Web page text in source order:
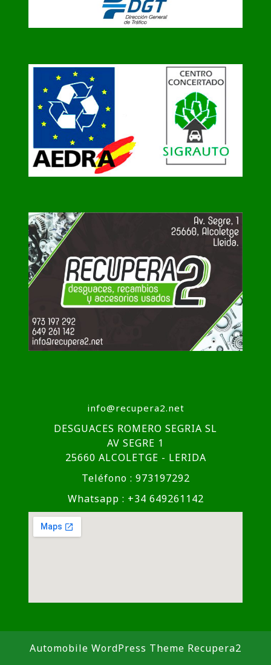
info@recupera2.net
DESGUACES ROMERO SEGRIA SL
AV SEGRE 1
25660 ALCOLETGE - LERIDA
Teléfono : 973197292
Whatsapp : +34 649261142
Automobile WordPress Theme Recupera2